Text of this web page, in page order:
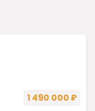
1 490 000 ₽